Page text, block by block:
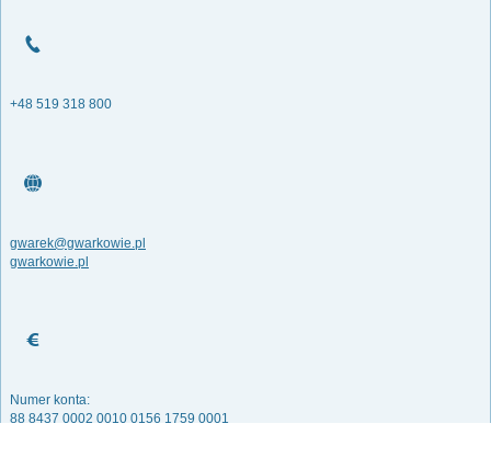
+48 519 318 800
gwarek@gwarkowie.pl
gwarkowie.pl
Numer konta:
88 8437 0002 0010 0156 1759 0001